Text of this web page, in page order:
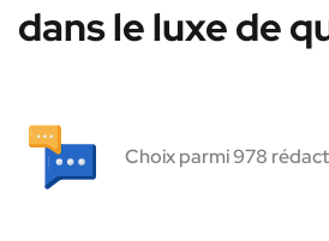
dans le luxe de
Choix parmi 978